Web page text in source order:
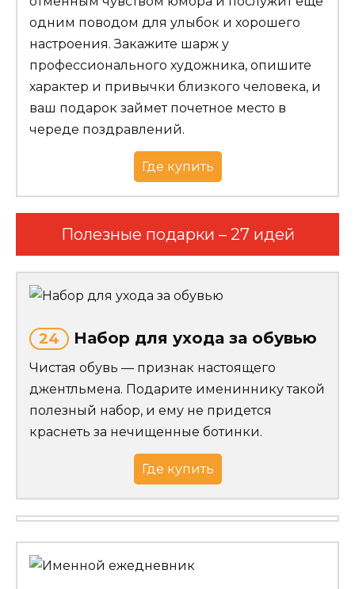
одним поводом для улыбок и хорошего
настроения. Закажите шарж у
профессионального художника, опишите
характер и привычки близкого человека, и
ваш подарок займет почетное место в
череде поздравлений.
Где купить
Полезные подарки – 27 идей
24 Набор для ухода за обувью
Чистая обувь — признак настоящего
джентльмена. Подарите имениннику такой
полезный набор, и ему не придется
краснеть за нечищенные ботинки.
Где купить